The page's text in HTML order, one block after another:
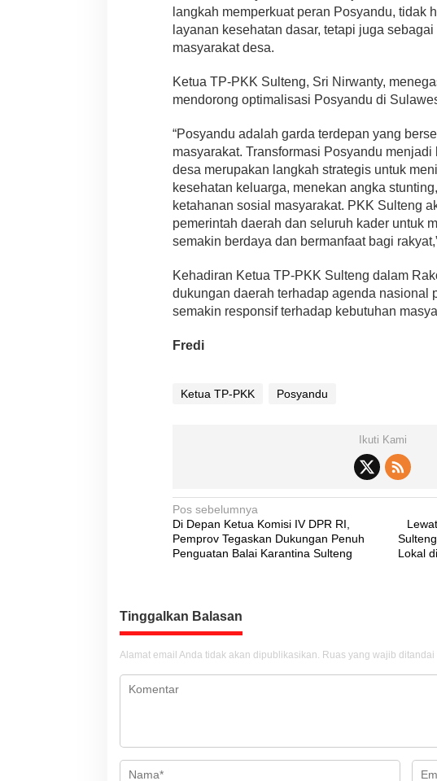
langkah memperkuat peran Posyandu, tidak
layanan kesehatan dasar, tetapi juga
masyarakat desa.
Ketua TP-PKK Sulteng, Sri Nirwanty,
mendorong optimalisasi Posyandu di
“Posyandu adalah garda terdepan yang
masyarakat. Transformasi Posyandu
desa merupakan langkah strategis untuk
kesehatan keluarga, menekan angka
ketahanan sosial masyarakat. PKK Sulteng
pemerintah daerah dan seluruh kader untuk
semakin berdaya dan bermanfaat bagi
Kehadiran Ketua TP-PKK Sulteng dalam
dukungan daerah terhadap agenda nasional
semakin responsif terhadap kebutuhan
Fredi
Ketua TP-PKK Posyandu
Ikuti Kami
N
a
v
a
s
i
p
s
Pos sebelumnya
Di Depan Ketua Komisi IV DPR RI,
Pemprov Tegaskan Dukungan Penuh
Penguatan Balai Karantina Sulteng
Lokal
Tinggalkan Balasan
Alamat email Anda tidak akan dipublikasikan. Ruas yang wajib ditandai